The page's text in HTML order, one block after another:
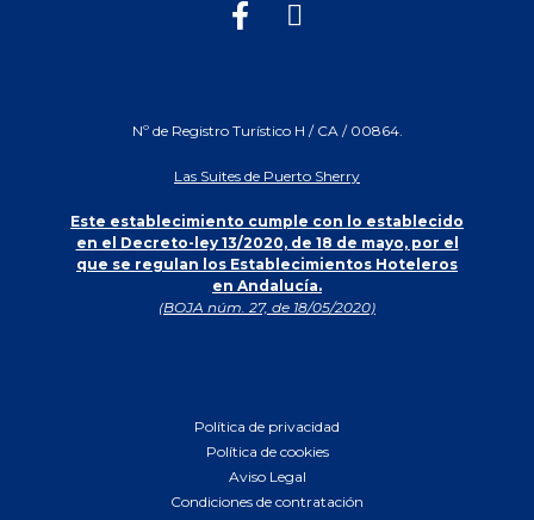
Nº de Registro Turístico H / CA / 00864.
Las Suites de Puerto Sherry
Este establecimiento cumple con lo establecido
en el Decreto-ley 13/2020, de 18 de mayo, por el
que se regulan los Establecimientos Hoteleros
en Andalucía.
(BOJA núm. 27, de 18/05/2020)
Política de privacidad
Política de cookies
Aviso Legal
Condiciones de contratación